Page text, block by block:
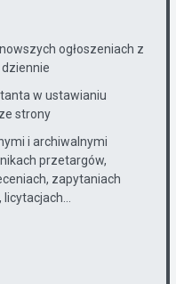
ogłoszeniach z
w ustawianiu
strony
i archiwalnymi
przetargów,
zapytaniach